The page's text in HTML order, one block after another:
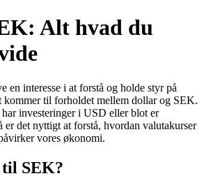
Alt hvad du
en interesse i at forstå og holde styr på
kommer til forholdet mellem dollar og SEK.
investeringer i USD eller blot er
er det nyttigt at forstå, hvordan valutakurser
vores økonomi.
SEK?